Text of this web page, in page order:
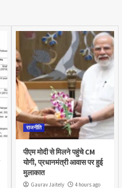
राजनीति
पीएम मोदी से मिलने पहुंचे CM
योगी, प्रधानमंत्री आवास पर हुई
मुलाकात
Gaurav Jaitely
4 hours ago